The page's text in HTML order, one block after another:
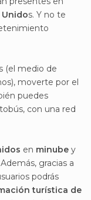
Unidos. Y no te
(el medio de
moverte por el
puedes
con una red
en minube y
gracias a
podrás
turística de